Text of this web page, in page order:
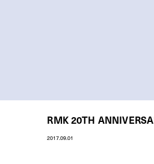
RMK 20TH
2017.09.01